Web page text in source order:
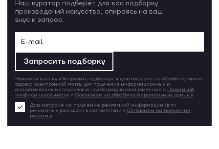
Наш куратор подберёт для вас подборку
произведений искусства, опираясь на ваш
вкус и запрос.
Запросить подборку
Нажимая кнопку «Запросить подборку», я даю согласие на обработку моего
адреса электронной почты для получения информационных и
аналитических материалов и подтверждаю ознакомление с Политикой
конфиденциальности и Согласием на обработку персональных данных.
Даю согласие на получение рекламной информации (в т.ч.
рекламных рассылок) в соответствии с Согласием на получение
рекламы